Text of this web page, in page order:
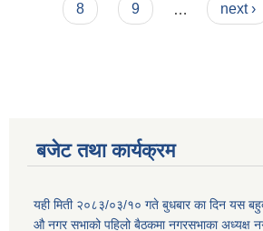
8
9 next ›
बजेट तथा कार्यक्रम
यही मिती २०८३/०३/१० गते बुधबार का दिन यस
औ नगर सभाको पहिलो बैठकमा नगरसभाका अध्यक्ष